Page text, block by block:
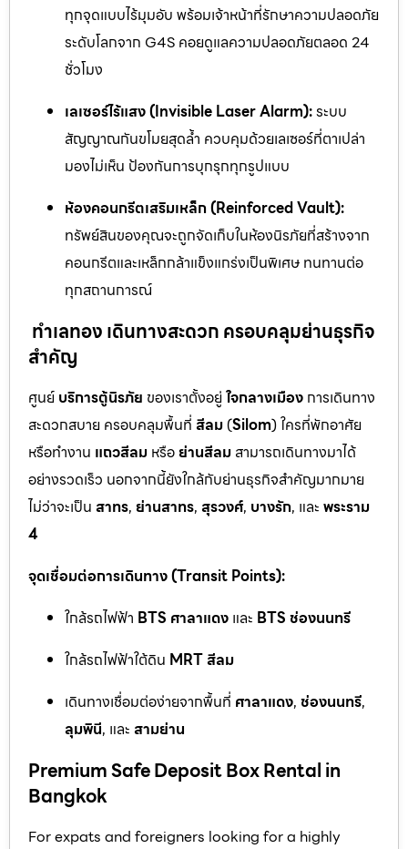
ทุกจุดแบบไร้มุมอับ พร้อมเจ้าหน้าที่รักษาความปลอดภัย
ระดับโลกจาก G4S คอยดูแลความปลอดภัยตลอด 24
ชั่วโมง
เลเซอร์ไร้แสง (Invisible Laser Alarm):ระบบ
สัญญาณกันขโมยสุดล้ำ ควบคุมด้วยเลเซอร์ที่ตาเปล่า
มองไม่เห็น ป้องกันการบุกรุกทุกรูปแบบ
ห้องคอนกรีตเสริมเหล็ก (Reinforced Vault):
ทรัพย์สินของคุณจะถูกจัดเก็บในห้องนิรภัยที่สร้างจาก
คอนกรีตและเหล็กกล้าแข็งแกร่งเป็นพิเศษ ทนทานต่อ
ทุกสถานการณ์
ทำเลทอง เดินทางสะดวก ครอบคลุมย่านธุรกิจ
สำคัญ
ศูนย์ บริการตู้นิรภัย ของเราตั้งอยู่ ใจกลางเมือง การเดินทาง
สะดวกสบาย ครอบคลุมพื้นที่ สีลม(Silom) ใครที่พักอาศัย
หรือทำงาน แถวสีลม หรือย่านสีลม สามารถเดินทางมาได้
อย่างรวดเร็ว นอกจากนี้ยังใกล้กับย่านธุรกิจสำคัญมากมาย
ไม่ว่าจะเป็น สาทร, ย่านสาทร, สุรวงศ์, บางรัก, และ พระราม
4
จุดเชื่อมต่อการเดินทาง (Transit Points):
ใกล้รถไฟฟ้า BTS ศาลาแดง และ BTS ช่องนนทรี
ใกล้รถไฟฟ้าใต้ดิน MRT สีลม
เดินทางเชื่อมต่อง่ายจากพื้นที่ ศาลาแดง, ช่องนนทรี,
ลุมพินี, และ สามย่าน
Premium Safe Deposit Box Rental in
Bangkok
For expats and foreigners looking for a highly